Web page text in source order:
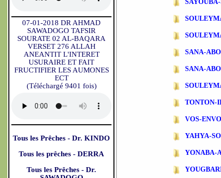
07-01-2018 DR AHMAD
SAWADOGO TAFSIR
SOURATE 02 AL-BAQARA
VERSET 276 ALLAH
ANEANTIT L'INTERET
USURAIRE ET FAIT
FRUCTIFIER LES AUMONES
ECT
(Téléchargé 9401 fois)
Tous les Prêches - Dr. KINDO
Tous les prêches - DERRA
Tous les Prêches - Dr.
SANA-
SANA-
TONTON-
VOS-
YAHYA-
YONABA-